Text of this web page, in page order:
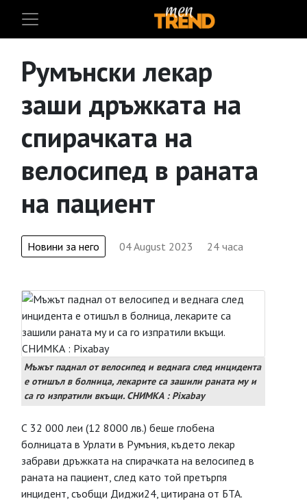
Румънски лекар
заши дръжката на
спирачката на
велосипед в раната
на пациент
Новини за него 04 August 2023 24 часа
Мъжът паднал от велосипед и веднага след инцидента
е отишъл в болница, лекарите са зашили раната му и
са го изпратили вкъщи. СНИМКА : Pixabay
С 32 000 леи (12 8000 лв.) беше глобена
болницата в Урлати в Румъния, където лекар
забрави дръжката на спирачката на велосипед в
раната на пациент, след като той претърпя
инцидент, съобщи Диджи24, цитирана от БТА.